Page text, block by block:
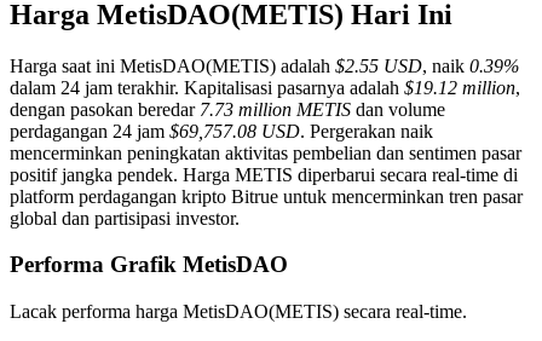
USDT Berjangka
Harga MetisDAO(METIS) Hari Ini
Harga saat ini MetisDAO(METIS) adalah $2.55 USD, naik 0.39%
dalam 24 jam terakhir. Kapitalisasi pasarnya adalah $19.12 million,
dengan pasokan beredar 7.73 million METIS dan volume
perdagangan 24 jam $69,757.08 USD. Pergerakan naik
mencerminkan peningkatan aktivitas pembelian dan sentimen pasar
positif jangka pendek. Harga METIS diperbarui secara real-time di
platform perdagangan kripto Bitrue untuk mencerminkan tren pasar
global dan partisipasi investor.
Performa Grafik MetisDAO
Lacak performa harga MetisDAO(METIS) secara real-time.